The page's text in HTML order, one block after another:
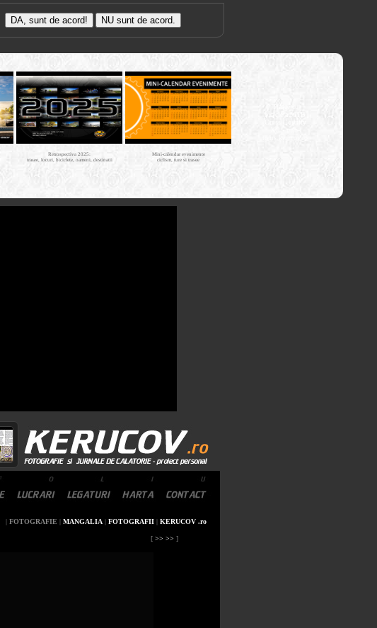
Retrospectiva 2025:
trasee, locuri, biciclete, oameni, destinatii
Mini-calendar evenimente
ciclism, ture si trasee
bicicleta MTB
| FOTOGRAFIE | MANGALIA | FOTOGRAFII | KERUCOV .ro
[>> >> ]